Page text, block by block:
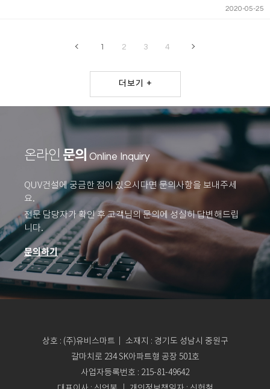
2020-05-25
1 2 3 4
더보기 +
온라인 문의 Online Inquiry
QUV건설에 궁금한 점이 있으시다면 문의사항을 보내주세
요.
전문 담당자가 확인 후 고객님의 문의에 성실히 답변해드립
니다.
문의하기
상호 : (주)유비스마트｜ 소재지 : 경기도 성남시 중원구
갈마치로 234 SK아파트형 공장 501호
사업자등록번호 : 215-81-49642